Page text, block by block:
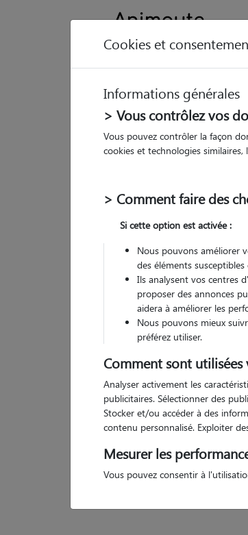
Cookies et
Informations générales
> Vous contrôlez vos
Vous pouvez contrôler la façon
cookies et technologies
> Comment faire des
Si cette option est activée :
Nous pouvons améliorer
des éléments
Ils analysent vos centres
proposer des annonces
aidera à améliorer les
Nous pouvons mieux
préférez utiliser.
Comment sont utilisées
Analyser activement les
publicitaires. Sélectionner des
Stocker et/ou accéder à des
contenu personnalisé. Exploiter
Mesurer les
Vous pouvez consentir à